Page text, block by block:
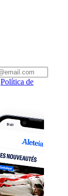
Política de